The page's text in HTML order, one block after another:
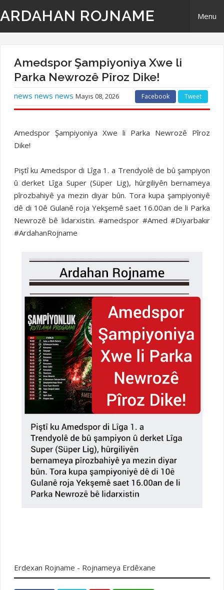
ARDAHAN ROJNAME Menu
Derbarê Me
TR | Tirki - Türkçe
Amedspor Şampiyoniya Xwe li
Parka Newrozê Pîroz Dike!
news news news Mayıs 08, 2026 Facebook Tweet
Amedspor Şampiyoniya Xwe li Parka Newrozê Pîroz
Dike!
Piştî ku Amedspor di Lîga 1. a Trendyolê de bû şampiyon
û derket Lîga Super (Süper Lig), hûrgiliyên bernameya
pîrozbahiyê ya mezin diyar bûn. Tora kupa şampiyoniyê
dê di 10ê Gulanê roja Yekşemê saet 16.00an de li Parka
Newrozê bê lidarxistin. #amedspor #Amed #Diyarbakır
#ArdahanRojname
Erdexan Rojname - Rojnameya Erdêxane